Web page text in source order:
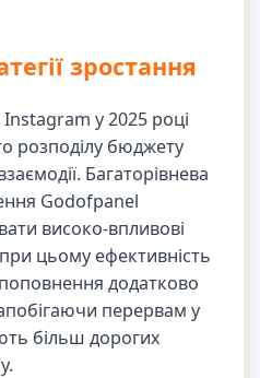
зростання
у 2025 році
розподілу бюджету
Багаторівнева
Godofpanel
високо-впливові
цьому ефективність
додатково
перервам у
більш дорогих